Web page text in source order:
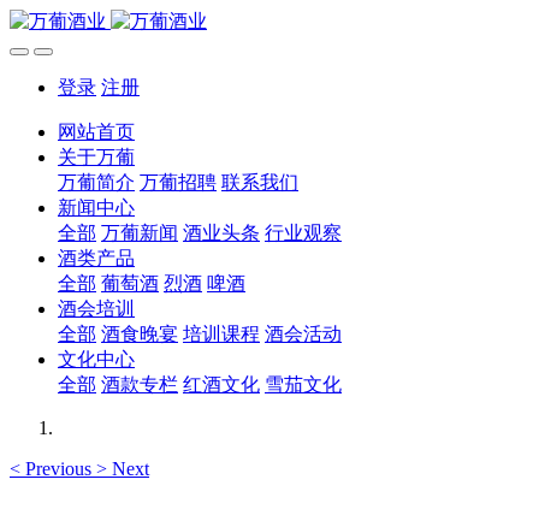
登录 注册
网站首页
关于万葡
万葡简介 万葡招聘 联系我们
新闻中心
全部 万葡新闻 酒业头条 行业观察
酒类产品
全部 葡萄酒 烈酒 啤酒
酒会培训
全部 酒食晚宴 培训课程 酒会活动
文化中心
全部 酒款专栏 红酒文化 雪茄文化
< Previous > Next